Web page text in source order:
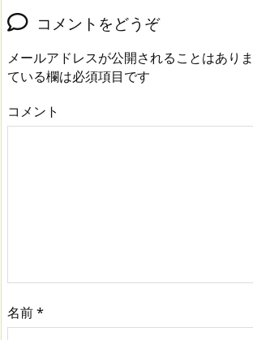
コメントをどうぞ
メールアドレスが公開されることはありま
ている欄は必須項目です
コメント
名前*